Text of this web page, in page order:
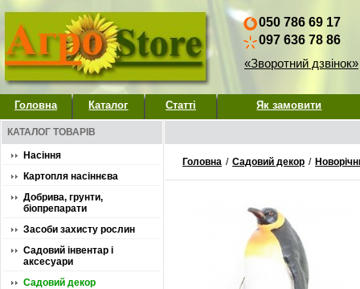
050 786 69 17
097 636 78 86
«Зворотний дзвінок»
Головна Каталог Статті Як замовити
КАТАЛОГ ТОВАРІВ
Насіння
Картопля насіннєва
Добрива, грунти,
біопрепарати
Засоби захисту рослин
Садовий інвентар і
аксесуари
Садовий декор
Головна / Садовий декор /